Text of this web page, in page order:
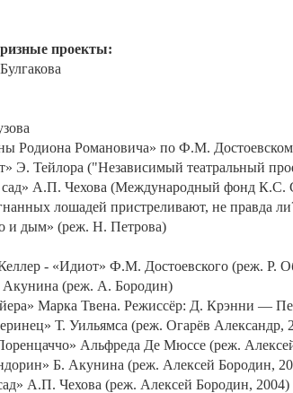
проекты:
Родиона Романовича» по Ф.М.
Э. Тейлора ("Независимый театральный
А.П. Чехова (Международный фонд К.С.
лошадей пристреливают, не правда
и дым» (реж. Н. Петрова)
- «Идиот» Ф.М. Достоевского (реж. Р.
(реж. А. Бородин)
Марка Твена. Режиссёр: Д. Крэнни —
Т. Уильямса (реж. Огарёв Александр,
Альфреда Де Мюссе (реж.
Б. Акунина (реж. Алексей Бородин,
А.П. Чехова (реж. Алексей Бородин, 2004)